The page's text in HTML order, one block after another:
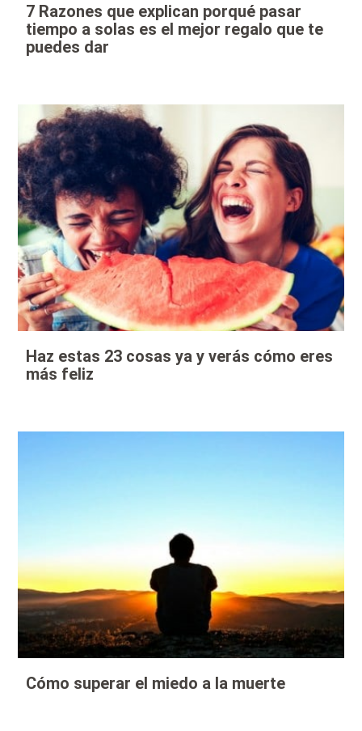
7 Razones que explican porqué pasar
tiempo a solas es el mejor regalo que te
puedes dar
Haz estas 23 cosas ya y verás cómo eres
más feliz
Cómo superar el miedo a la muerte